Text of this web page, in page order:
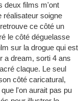
deux films m'ont
réalisateur soigne
ce côté un
le côté déguelasse
sur la drogue qui est
a dream, sorti 4 ans
claque. Le seul
côté caricatural,
l'on aurait pas pu